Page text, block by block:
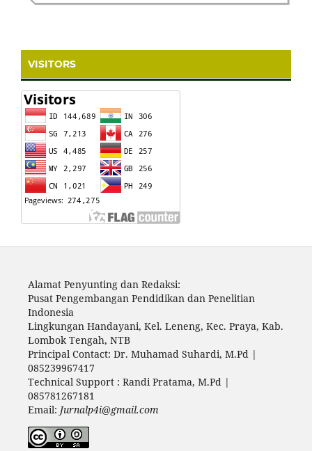
VISITORS
Alamat Penyunting dan Redaksi:
Pusat Pengembangan Pendidikan dan Penelitian
Indonesia
Lingkungan Handayani, Kel. Leneng, Kec. Praya, Kab.
Lombok Tengah, NTB
Principal Contact: Dr. Muhamad Suhardi, M.Pd |
085239967417
Technical Support : Randi Pratama, M.Pd |
085781267181
Email: Jurnalp4i@gmail.com